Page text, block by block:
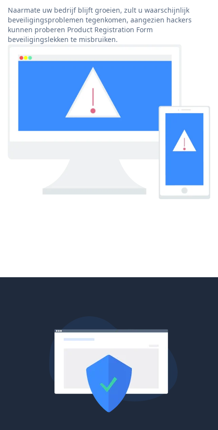
Naarmate uw bedrijf blijft groeien, zult u waarschijnlijk
beveiligingsproblemen tegenkomen, aangezien hackers
kunnen proberen Product Registration Form
beveiligingslekken te misbruiken.